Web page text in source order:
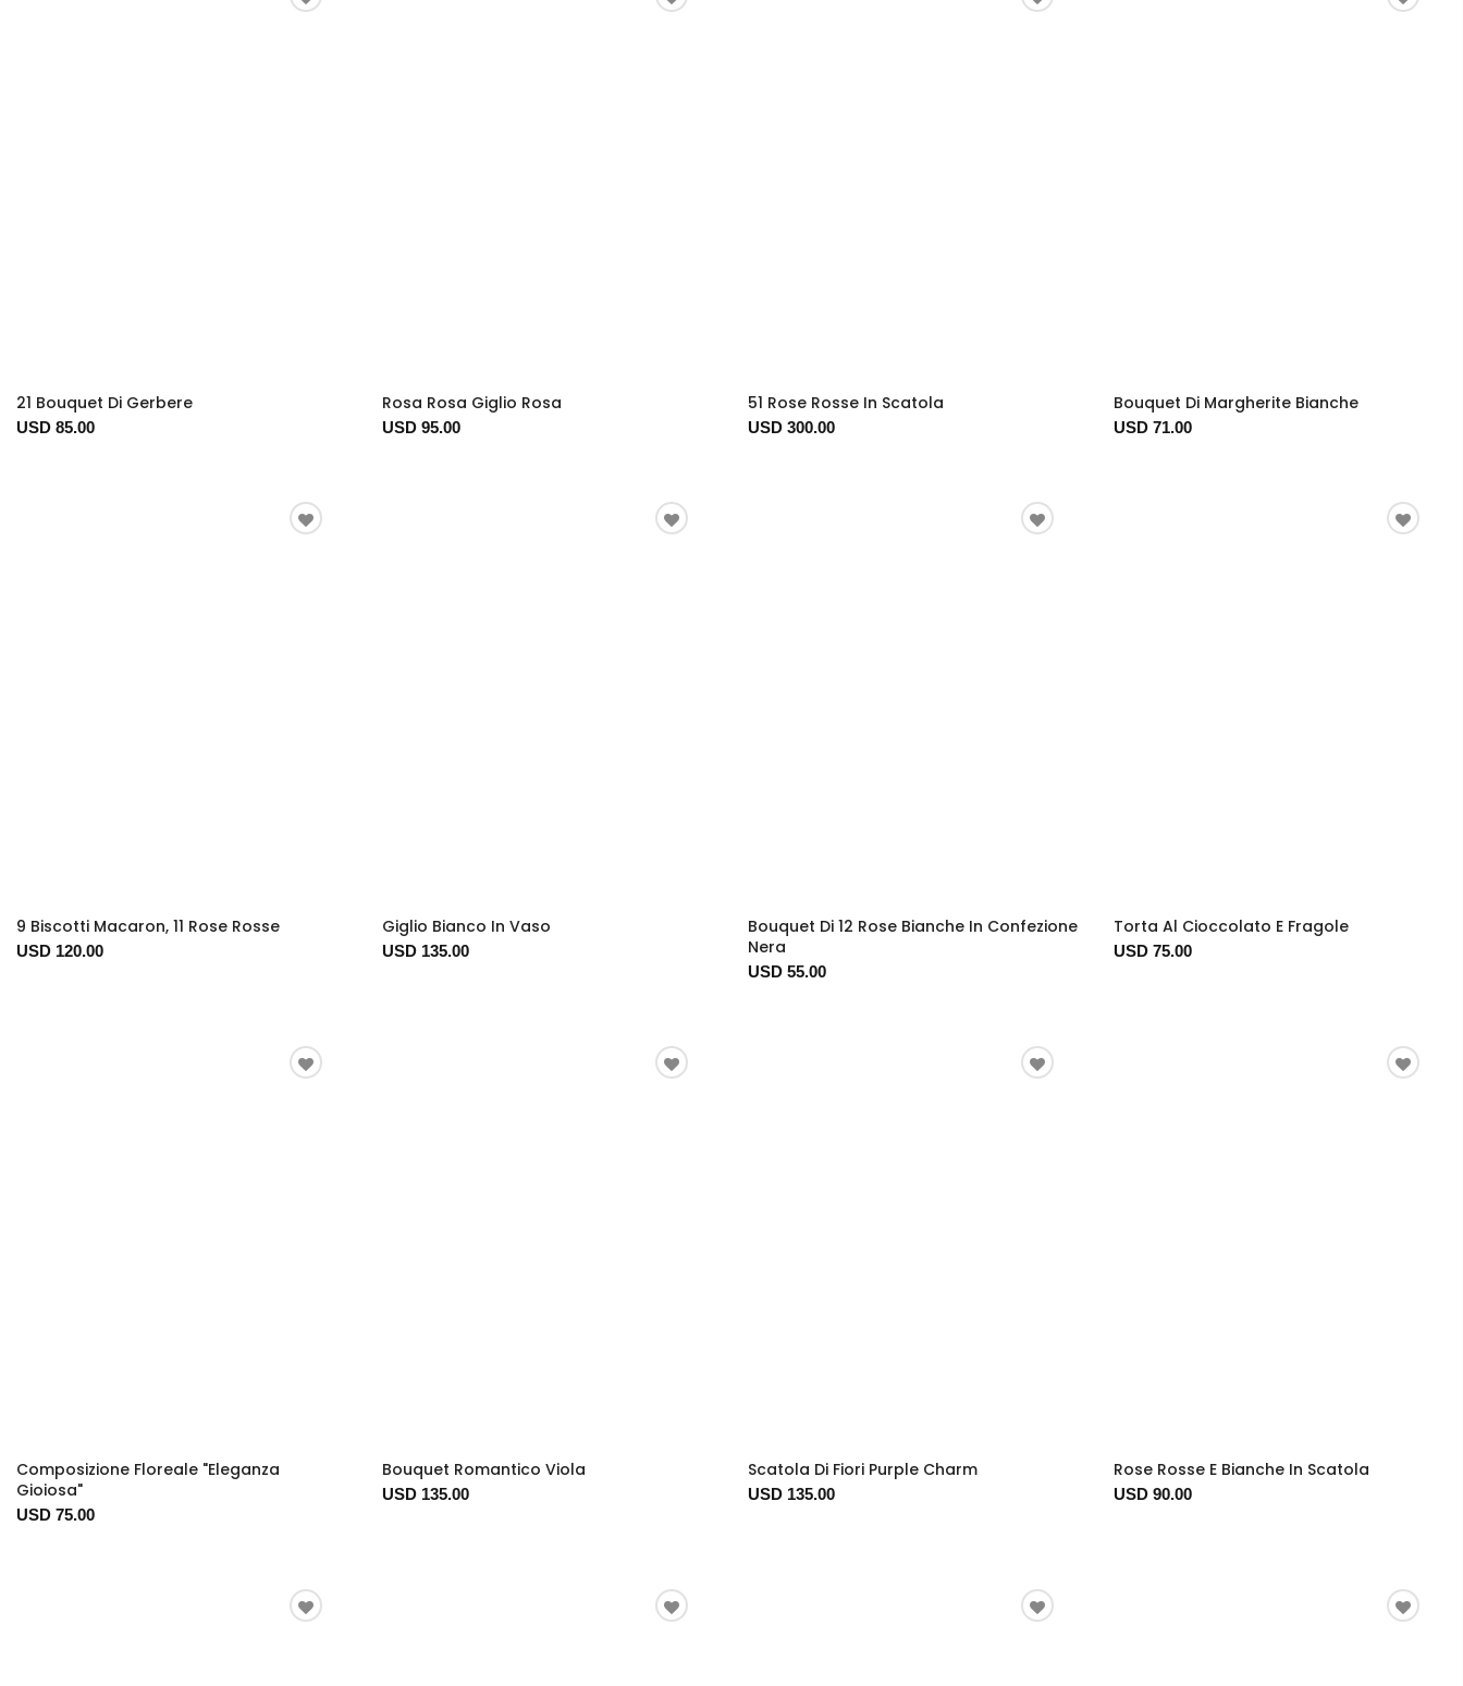
21 Bouquet Di Gerbere
USD 85.00
Rosa Rosa Giglio Rosa
USD 95.00
51 Rose Rosse In Scatola
USD 300.00
Bouquet Di Margherite Bianche
USD 71.00
9 Biscotti Macaron, 11 Rose Rosse
USD 120.00
Giglio Bianco In Vaso
USD 135.00
Bouquet Di 12 Rose Bianche In Confezione
Nera
USD 55.00
Torta Al Cioccolato E Fragole
USD 75.00
Composizione Floreale "Eleganza
Gioiosa"
USD 75.00
Bouquet Romantico Viola
USD 135.00
Scatola Di Fiori Purple Charm
USD 135.00
Rose Rosse E Bianche In Scatola
USD 90.00